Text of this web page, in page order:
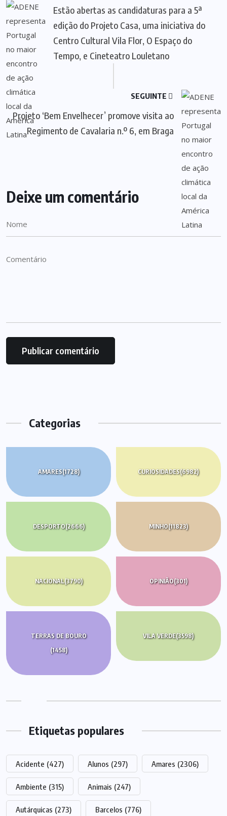
Estão abertas as candidaturas para a 5ª
edição do Projeto Casa, uma iniciativa do
Centro Cultural Vila Flor, O Espaço do
Tempo, e Cineteatro Louletano
SEGUINTE
Projeto ‘Bem Envelhecer’ promove visita ao
Regimento de Cavalaria n.º 6, em Braga
Deixe um comentário
Categorias
AMARES(1728) CURIOSIDADES(6982)
DESPORTO(2666) MINHO(11823)
NACIONAL(3790) OPINIÃO(301)
TERRAS DE BOURO
(1458)
VILA VERDE(3598)
Etiquetas populares
Acidente (427) Alunos (297) Amares (2306)
Ambiente (315) Animais (247)
Autárquicas (273) Barcelos (776)